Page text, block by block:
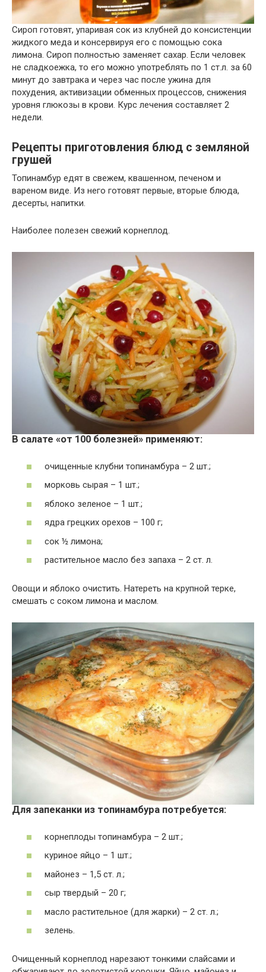
Сироп готовят, упаривая сок из клубней до консистенции
жидкого меда и консервируя его с помощью сока
лимона. Сироп полностью заменяет сахар. Если человек
не сладкоежка, то его можно употреблять по 1 ст.л. за 60
минут до завтрака и через час после ужина для
похудения, активизации обменных процессов, снижения
уровня глюкозы в крови. Курс лечения составляет 2
недели.
Рецепты приготовления блюд с земляной
грушей
Топинамбур едят в свежем, квашенном, печеном и
вареном виде. Из него готовят первые, вторые блюда,
десерты, напитки.
Наиболее полезен свежий корнеплод.
В салате «от 100 болезней» применяют:
очищенные клубни топинамбура – 2 шт.;
морковь сырая – 1 шт.;
яблоко зеленое – 1 шт.;
ядра грецких орехов – 100 г;
сок ½ лимона;
растительное масло без запаха – 2 ст. л.
Овощи и яблоко очистить. Натереть на крупной терке,
смешать с соком лимона и маслом.
Для запеканки из топинамбура потребуется:
корнеплоды топинамбура – 2 шт.;
куриное яйцо – 1 шт.;
майонез – 1,5 ст. л.;
сыр твердый – 20 г;
масло растительное (для жарки) – 2 ст. л.;
зелень.
Очищенный корнеплод нарезают тонкими слайсами и